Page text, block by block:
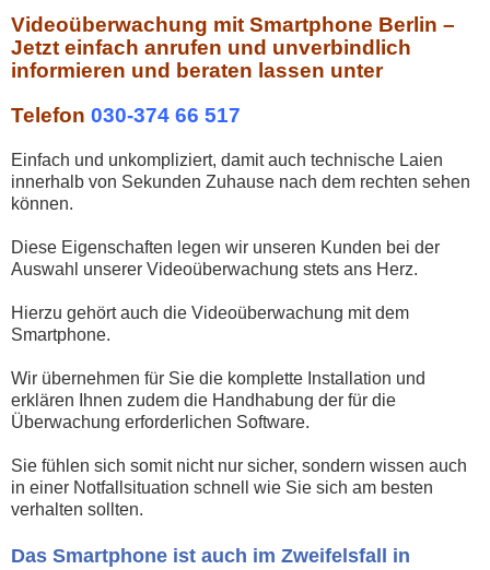
Videoüberwachung mit Smartphone Berlin –
Jetzt einfach anrufen und unverbindlich
informieren und beraten lassen unter
Telefon 030-374 66 517
Einfach und unkompliziert, damit auch technische Laien
innerhalb von Sekunden Zuhause nach dem rechten sehen
können.
Diese Eigenschaften legen wir unseren Kunden bei der
Auswahl unserer Videoüberwachung stets ans Herz.
Hierzu gehört auch die Videoüberwachung mit dem
Smartphone.
Wir übernehmen für Sie die komplette Installation und
erklären Ihnen zudem die Handhabung der für die
Überwachung erforderlichen Software.
Sie fühlen sich somit nicht nur sicher, sondern wissen auch
in einer Notfallsituation schnell wie Sie sich am besten
verhalten sollten.
Das Smartphone ist auch im Zweifelsfall in